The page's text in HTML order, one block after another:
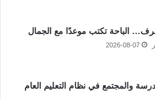
الباحة تكتب موعدًا مع الجمال
2026-08-07
والمجتمع في نظام التعليم العام